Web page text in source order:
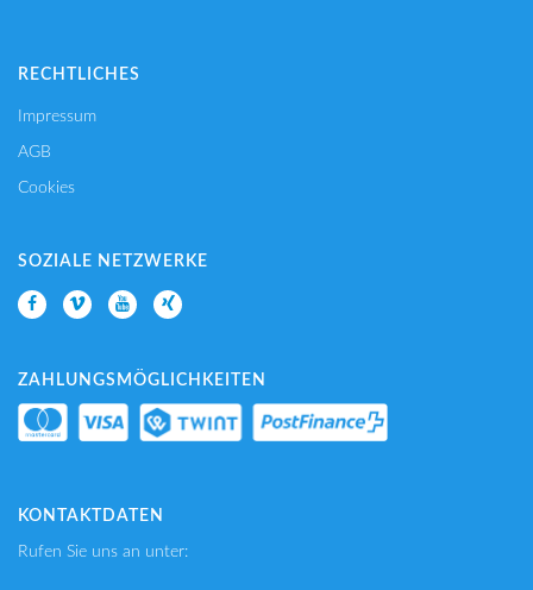
RECHTLICHES
Impressum
AGB
Cookies
SOZIALE NETZWERKE
ZAHLUNGSMÖGLICHKEITEN
KONTAKTDATEN
Rufen Sie uns an unter: